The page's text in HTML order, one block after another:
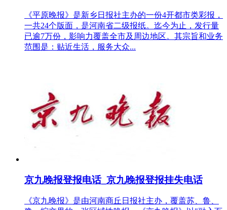
《平原晚报》是新乡日报社主办的一份4开都市类彩报，
一共24个版面，是河南省二级报纸。迄今为止，发行量
已逾7万份，影响力覆盖全市及周边地区。其宗旨和业务
范围是：贴近生活，服务大众...
京九晚报登报电话_京九晚报登报挂失电话
《京九晚报》是由河南商丘日报社主办，覆盖苏、鲁、